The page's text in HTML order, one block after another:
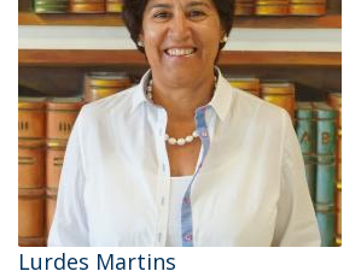
Lurdes Martins